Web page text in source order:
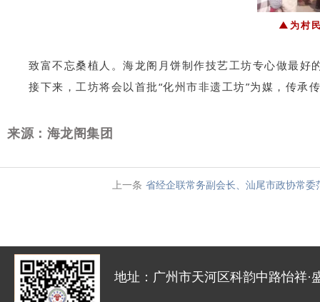
▲为村
致富不忘桑植人。海龙阁月饼制作技艺工坊专心做最
接下来，工坊将会以首批“化州市非遗工坊”为媒，传
来源：海龙阁集团
上一条 省经企联常务副会长、汕尾市政协常
地址：广州市天河区科韵中路怡祥·